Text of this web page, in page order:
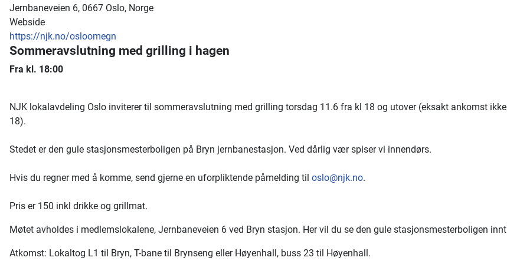
Jernbaneveien 6, 0667 Oslo, Norge
Webside
https://njk.no/osloomegn
Sommeravslutning med grilling i hagen
Fra kl. 18:00
NJK lokalavdeling Oslo inviterer til sommeravslutning med grilling torsdag 11.6 fra kl 18 og utover (eksakt ankomst
18).
Stedet er den gule stasjonsmesterboligen på Bryn jernbanestasjon. Ved dårlig vær spiser vi innendørs.
Hvis du regner med å komme, send gjerne en uforpliktende påmelding til oslo@njk.no.
Pris er 150 inkl drikke og grillmat.
Møtet avholdes i medlemslokalene, Jernbaneveien 6 ved Bryn stasjon. Her vil du se den gule stasjonsmesterboligen
Atkomst: Lokaltog L1 til Bryn, T-bane til Brynseng eller Høyenhall, buss 23 til Høyenhall.